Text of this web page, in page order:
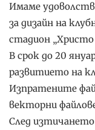
Имаме
за дизайн на
стадион
В срок до 20
развитието на
Изпратените
векторни
След